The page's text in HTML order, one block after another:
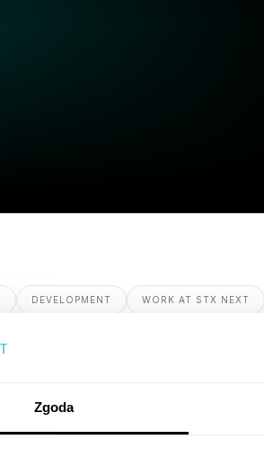
Zgoda
DEVELOPMENT WORK AT STX NEXT